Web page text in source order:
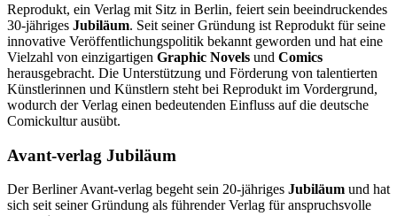
Reprodukt, ein Verlag mit Sitz in Berlin, feiert sein beeindruckendes
30-jähriges Jubiläum. Seit seiner Gründung ist Reprodukt für seine
innovative Veröffentlichungspolitik bekannt geworden und hat eine
Vielzahl von einzigartigen Graphic Novels und Comics
herausgebracht. Die Unterstützung und Förderung von talentierten
Künstlerinnen und Künstlern steht bei Reprodukt im Vordergrund,
wodurch der Verlag einen bedeutenden Einfluss auf die deutsche
Comickultur ausübt.
Avant-verlag Jubiläum
Der Berliner Avant-verlag begeht sein 20-jähriges Jubiläum und hat
sich seit seiner Gründung als führender Verlag für anspruchsvolle